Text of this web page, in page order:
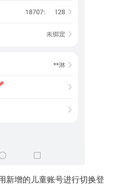
新增的儿童账号进行切换登